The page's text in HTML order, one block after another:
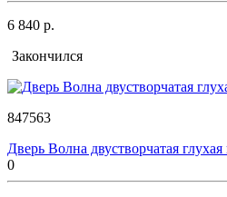
6 840 р.
Закончился
847563
Дверь Волна двустворчатая
0